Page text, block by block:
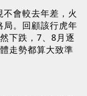
會較去年差，火
。回顧該行虎年
下跌，7、8月逐
走勢都算大致準